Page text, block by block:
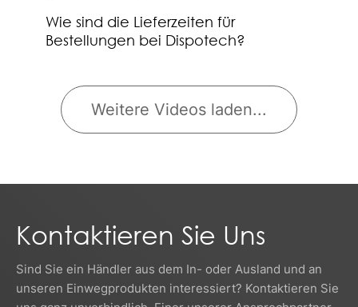
Wie sind die Lieferzeiten für
Bestellungen bei Dispotech?
Weitere Videos laden...
Kontaktieren Sie Uns
Sind Sie ein Händler aus dem In- oder Ausland und an
unseren Einwegprodukten interessiert? Kontaktieren Sie